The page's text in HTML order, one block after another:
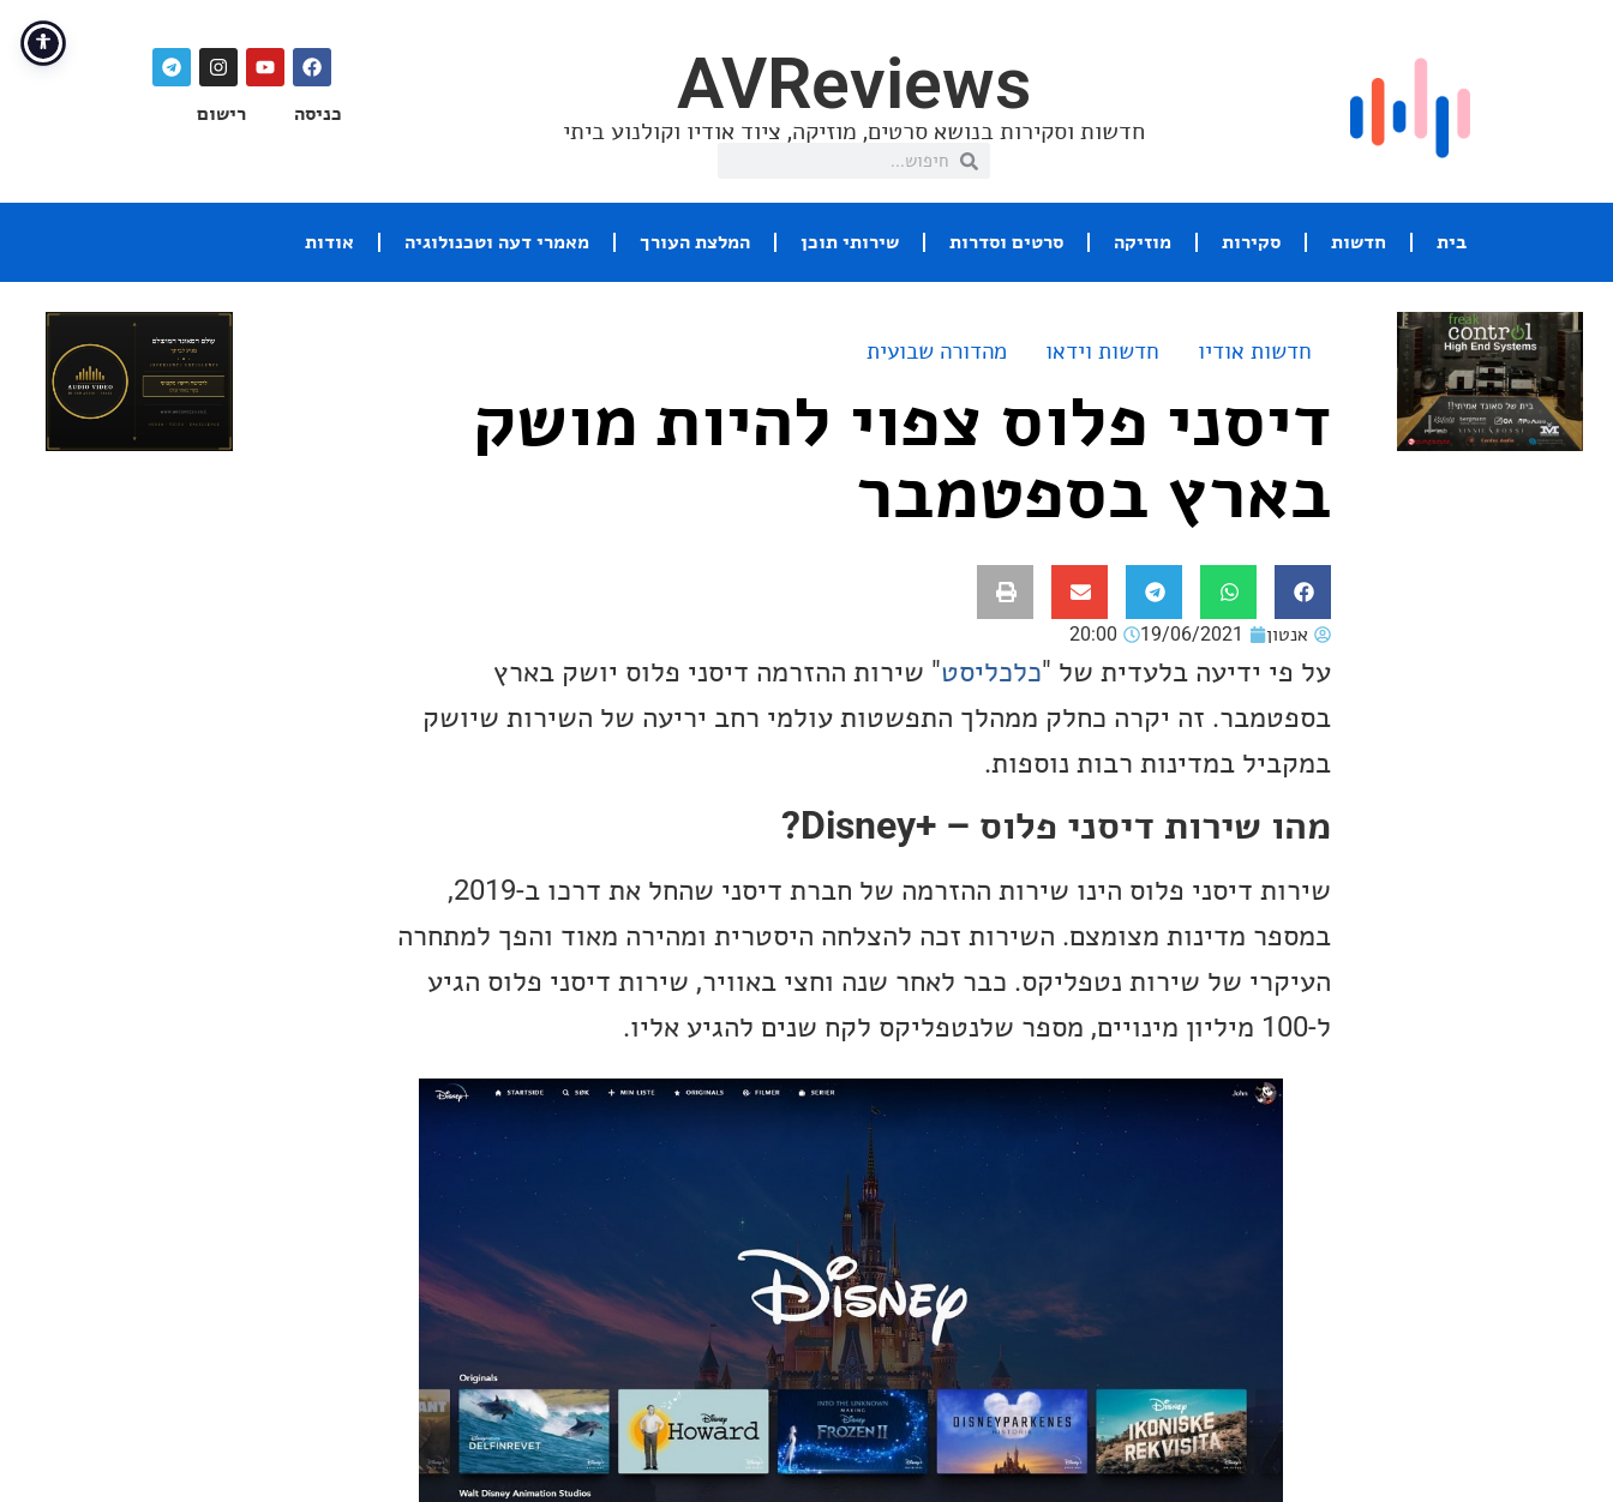
AVReviews
חדשות וסקירות בנושא סרטים, מוזיקה, ציוד אודיו וקולנוע ביתי
כניסה רישום
בית חדשות סקירות מוזיקה סרטים וסדרות שירותי תוכן המלצת העורך מאמרי דעה וטכנולוגיה אודות
חדשות אודיו חדשות וידאו מהדורה שבועית
דיסני פלוס צפוי להיות מושק
בארץ בספטמבר
אנטון 19/06/2021
20:00
על פי ידיעה בלעדית של "כלכליסט" שירות ההזרמה דיסני פלוס יושק בארץ
בספטמבר. זה יקרה כחלק ממהלך התפשטות עולמי רחב יריעה של השירות שיושק
במקביל במדינות רבות נוספות.
מהו שירות דיסני פלוס – +Disney?
שירות דיסני פלוס הינו שירות ההזרמה של חברת דיסני שהחל את דרכו ב-2019,
במספר מדינות מצומצם. השירות זכה להצלחה היסטרית ומהירה מאוד והפך למתחרה
העיקרי של שירות נטפליקס. כבר לאחר שנה וחצי באוויר, שירות דיסני פלוס הגיע
ל-100 מיליון מינויים, מספר שלנטפליקס לקח שנים להגיע אליו.